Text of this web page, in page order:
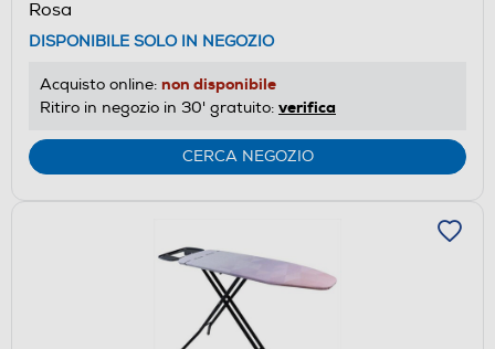
Rosa
DISPONIBILE SOLO IN NEGOZIO
Acquisto online: non disponibile
Ritiro in negozio in 30' gratuito: verifica
CERCA NEGOZIO